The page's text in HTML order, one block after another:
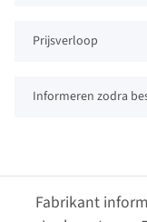
Prijsverloop
Informeren zodra
Fabrikant